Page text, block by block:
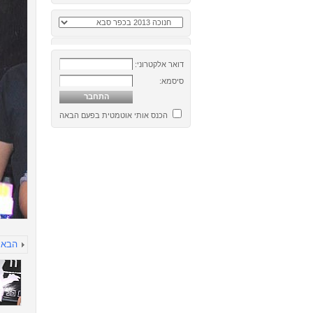
דואר אלקטרוני:
סיסמא:
הכנס אותי אוטמטית בפעם הבאה
הבא